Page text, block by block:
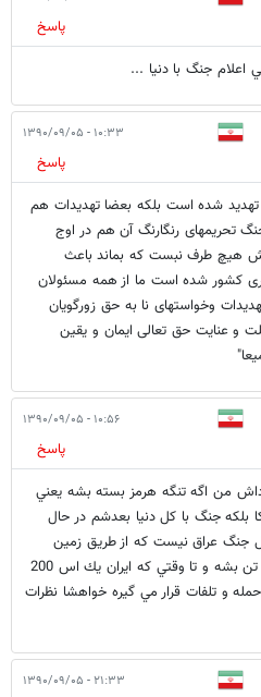
پاسخ
جنگ با دنيا ...
۱۰:۳۳ - ۱۳۹۰/۰۹/۰۵
پاسخ
تهدید شده است بلکه بعضا تهدیدات هم
تحریمهای رنگارنگ آن هم در اوج
هیچ طرف نبست که بماند باعث
کشور شده است ما از همه مسئولان
وخواستهای نا به حق زورگویان
و عنایت حق تعالی ایمان و یقین
۱۰:۵۶ - ۱۳۹۰/۰۹/۰۵
پاسخ
من اگه تنگه هرمز بسته بشه يعني
بلكه جنگ با كل دنيا بعدشم در حال
عراق نيست كه از طريق زمين
جنگ بشه يا به اصطلاح جنگ تن به تن بشه و تا وقتي كه ايران يك اس 200
حمله و تلفات قرار مي گيره خواهشا نظرات
۲۱:۳۳ - ۱۳۹۰/۰۹/۰۵